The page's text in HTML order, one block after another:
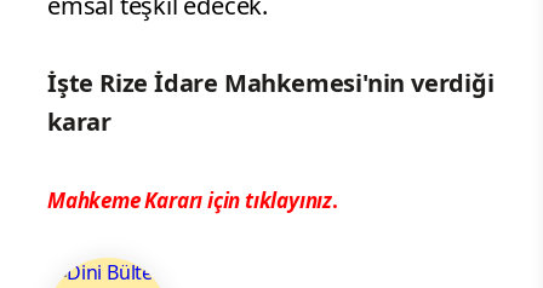
İşte Rize İdare Mahkemesi'nin verdiği
karar
Mahkeme Kararı için tıklayınız.